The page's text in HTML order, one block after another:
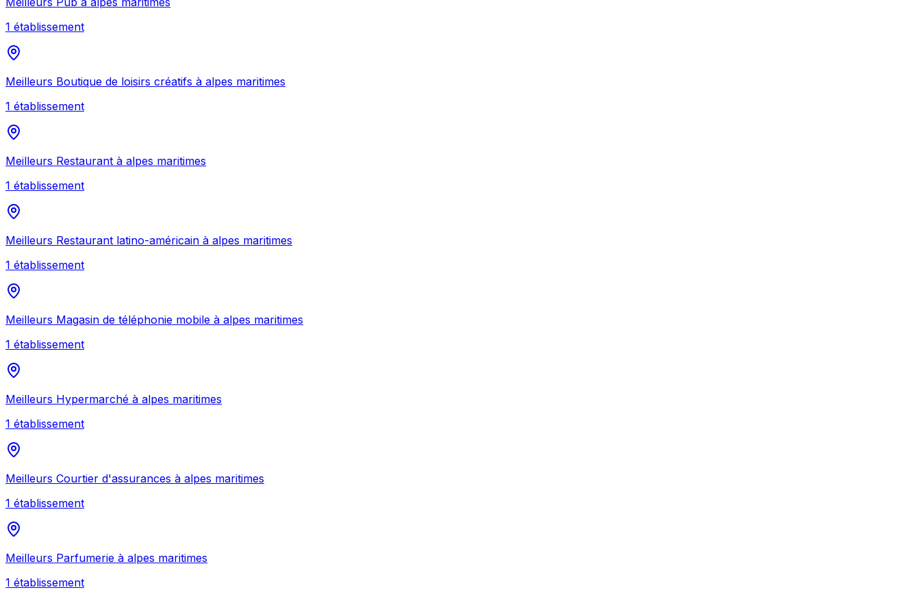
1 établissement
Meilleurs Boutique de loisirs créatifs à alpes maritimes
1 établissement
Meilleurs Restaurant à alpes maritimes
1 établissement
Meilleurs Restaurant latino-américain à alpes maritimes
1 établissement
Meilleurs Magasin de téléphonie mobile à alpes maritimes
1 établissement
Meilleurs Hypermarché à alpes maritimes
1 établissement
Meilleurs Courtier d'assurances à alpes maritimes
1 établissement
Meilleurs Parfumerie à alpes maritimes
1 établissement